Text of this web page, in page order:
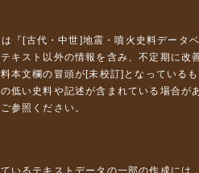
『 [古代・中世]地震・噴火史料データ
キスト以外の情報を含み、不定期に改
本文欄の冒頭が[未校訂]となっている
低い史料や記述が含まれている場合が
参照ください。
いるテキストデータの一部の作成には